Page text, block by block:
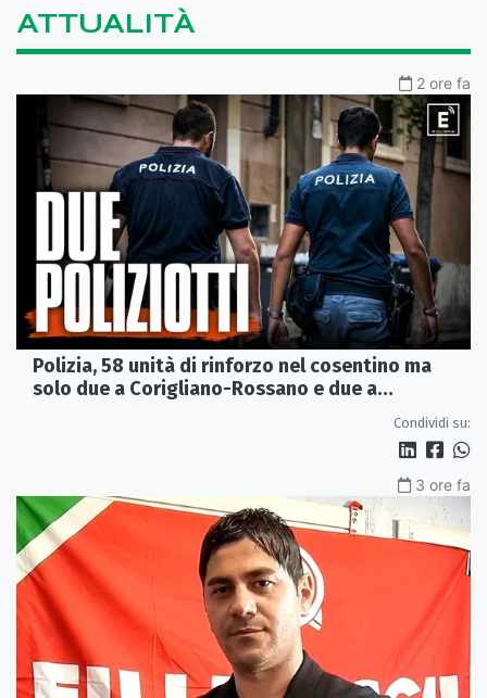
ATTUALITÀ
2 ore fa
Polizia, 58 unità di rinforzo nel cosentino ma
solo due a Corigliano-Rossano e due a
Condividi su:
3 ore fa